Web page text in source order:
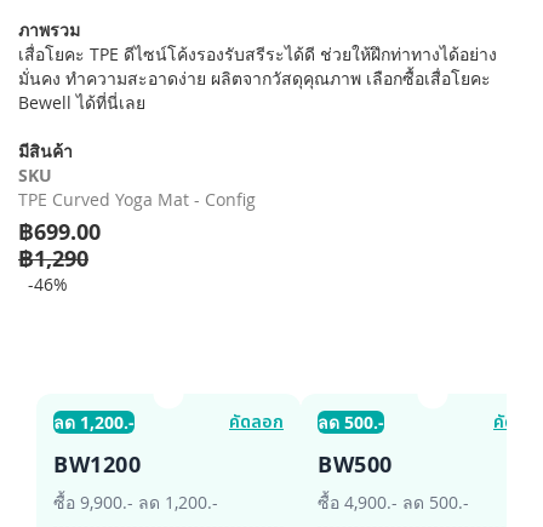
ต้น
ของ
แกล
เลอ
รูปภาพ
ภาพรวม
เสื่อโยคะ TPE ดีไซน์โค้งรองรับสรีระได้ดี ช่วยให้ฝึกท่าทางได้อย่าง
มั่นคง ทำความสะอาดง่าย ผลิตจากวัสดุคุณภาพ เลือกซื้อเสื่อโยคะ
Bewell ได้ที่นี่เลย
มีสินค้า
SKU
TPE Curved Yoga Mat - Config
฿699.00
฿1,290
-46%
ลด 1,200.- คัดลอก
BW1200
ซื้อ 9,900.- ลด 1,200.-
ลด 500.- คัดลอ
BW500
ซื้อ 4,900.- ลด 500.-